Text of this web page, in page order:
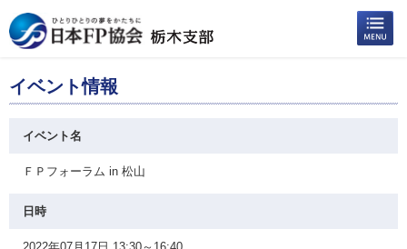
イベント情報
イベント名
ＦＰフォーラム in 松山
日時